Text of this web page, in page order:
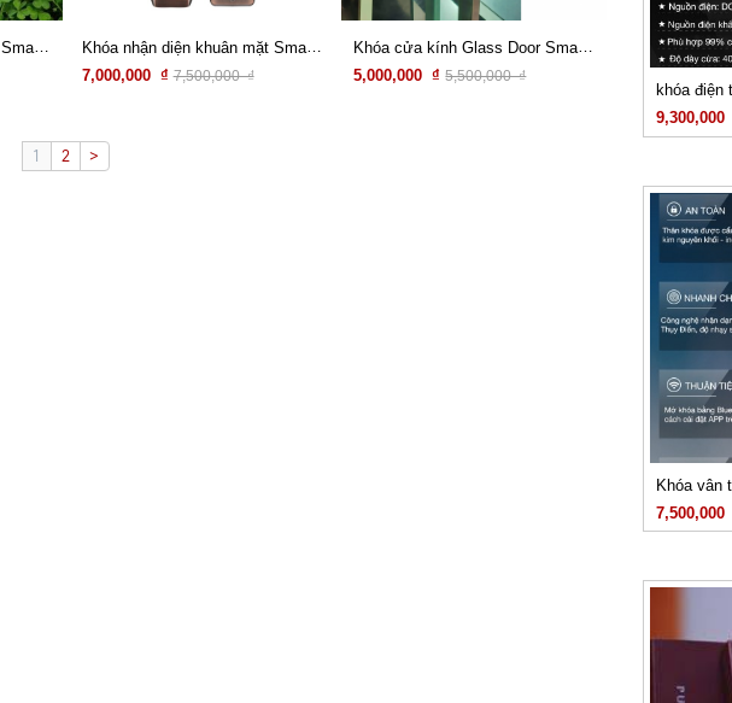
Khóa nhận diện khuân mặt Smart A9 Pro Black Copper
Khóa nhận diện khuân mặt Smart A16 PRO
7,000,000 ₫7,500,000 ₫
Khóa cửa kính Glass Door Smart Lock S6
5,000,000 ₫5,500,000 ₫
1 2 >
khóa điện
Khóa vân